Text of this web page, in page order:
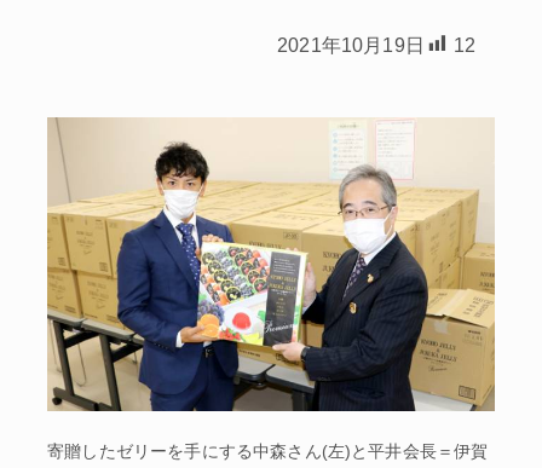
2021年10月19日 12
寄贈したゼリーを手にする中森さん(左)と平井会長＝伊賀